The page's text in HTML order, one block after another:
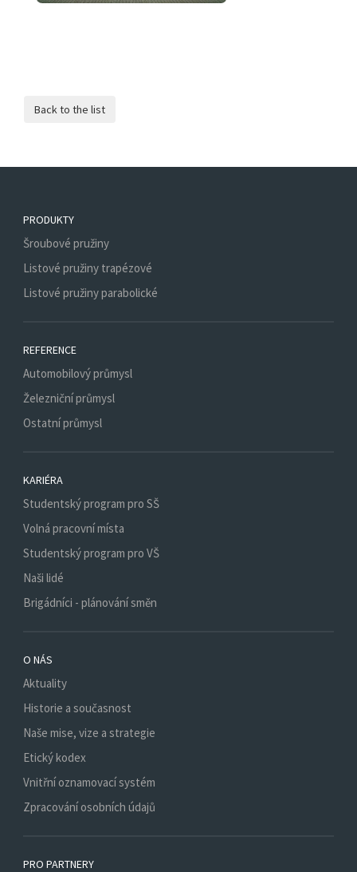
PRODUKTY
Šroubové pružiny
Listové pružiny trapézové
Listové pružiny parabolické
REFERENCE
Automobilový průmysl
Železniční průmysl
Ostatní průmysl
KARIÉRA
Studentský program pro SŠ
Volná pracovní místa
Studentský program pro VŠ
Naši lidé
Brigádníci - plánování směn
O NÁS
Aktuality
Historie a současnost
Naše mise, vize a strategie
Etický kodex
Vnitřní oznamovací systém
Zpracování osobních údajů
PRO PARTNERY